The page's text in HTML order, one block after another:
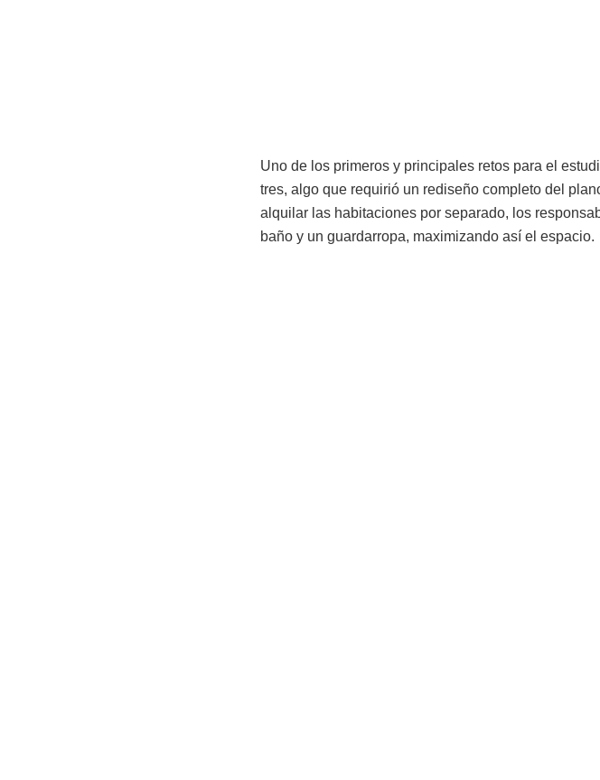
Uno de los primeros y principales retos para el
tres, algo que requirió un rediseño completo del
alquilar las habitaciones por separado, los
baño y un guardarropa, maximizando así el espacio.